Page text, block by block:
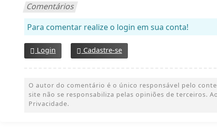
Comentários
Para comentar realize o login em sua conta!
Login Cadastre-se
O autor do comentário é o único responsável pelo
site não se responsabiliza pelas opiniões de terceiros.
Privacidade.